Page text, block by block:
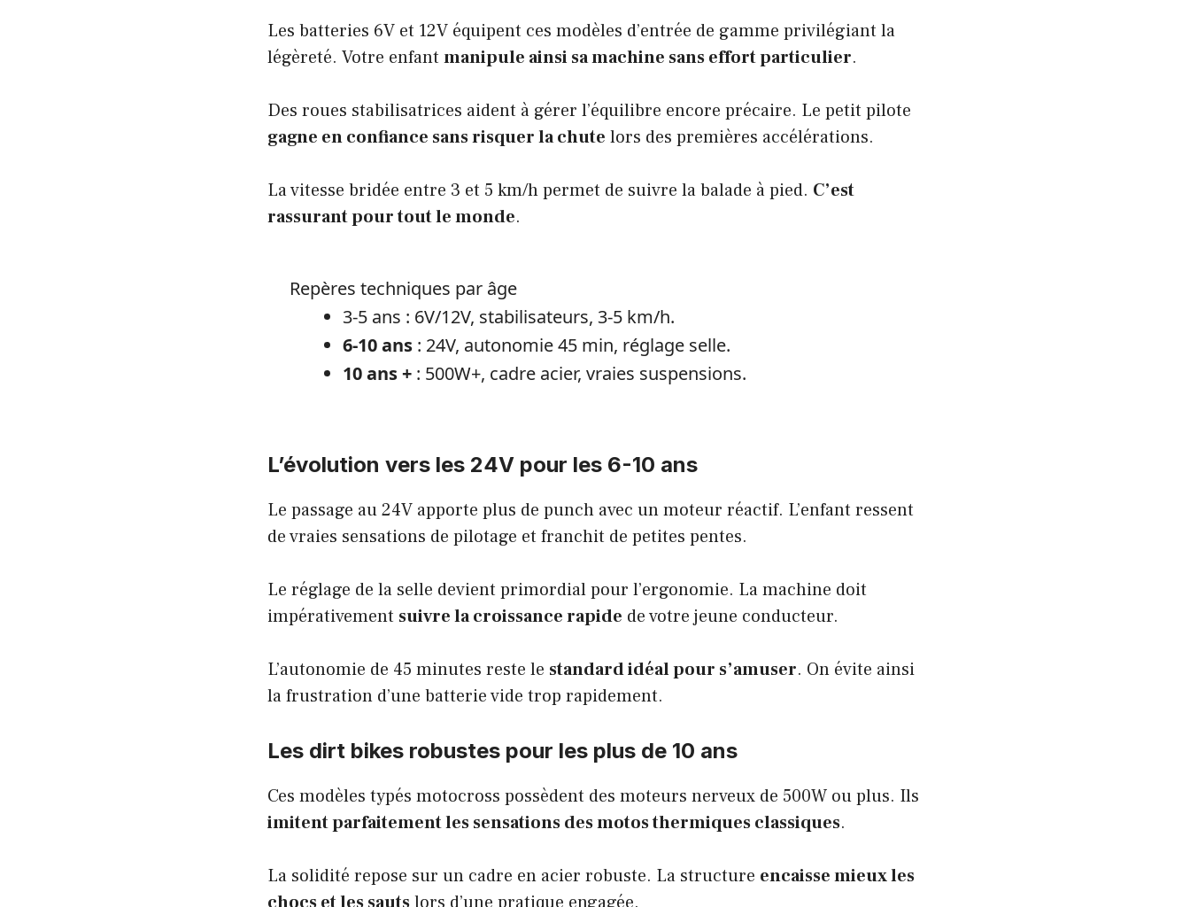
Les batteries 6V et 12V équipent ces modèles d’entrée de gamme privilégiant la
légèreté. Votre enfant manipule ainsi sa machine sans effort particulier.
Des roues stabilisatrices aident à gérer l’équilibre encore précaire. Le petit pilote
gagne en confiance sans risquer la chute lors des premières accélérations.
La vitesse bridée entre 3 et 5 km/h permet de suivre la balade à pied. C’est
rassurant pour tout le monde.
Repères techniques par âge
3-5 ans : 6V/12V, stabilisateurs, 3-5 km/h.
6-10 ans : 24V, autonomie 45 min, réglage selle.
10 ans + : 500W+, cadre acier, vraies suspensions.
L’évolution vers les 24V pour les 6-10 ans
Le passage au 24V apporte plus de punch avec un moteur réactif. L’enfant ressent
de vraies sensations de pilotage et franchit de petites pentes.
Le réglage de la selle devient primordial pour l’ergonomie. La machine doit
impérativement suivre la croissance rapide de votre jeune conducteur.
L’autonomie de 45 minutes reste le standard idéal pour s’amuser. On évite ainsi
la frustration d’une batterie vide trop rapidement.
Les dirt bikes robustes pour les plus de 10 ans
Ces modèles typés motocross possèdent des moteurs nerveux de 500W ou plus. Ils
imitent parfaitement les sensations des motos thermiques classiques.
La solidité repose sur un cadre en acier robuste. La structure encaisse mieux les